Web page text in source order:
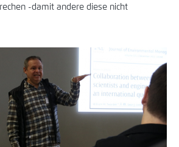
-damit andere diese nicht